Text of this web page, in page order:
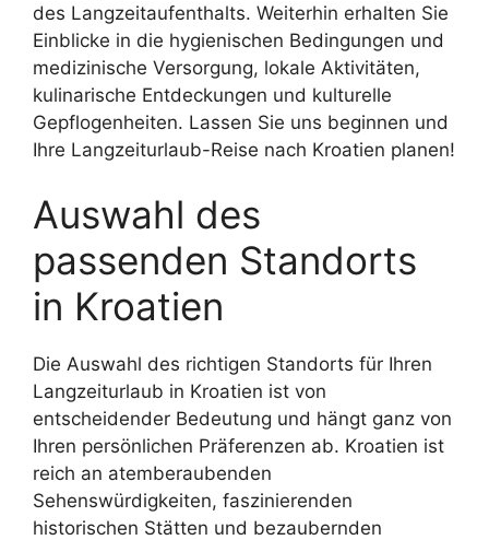
des Langzeitaufenthalts. Weiterhin erhalten Sie
Einblicke in die hygienischen Bedingungen und
medizinische Versorgung, lokale Aktivitäten,
kulinarische Entdeckungen und kulturelle
Gepflogenheiten. Lassen Sie uns beginnen und
Ihre Langzeiturlaub-Reise nach Kroatien planen!
Auswahl des
passenden Standorts
in Kroatien
Die Auswahl des richtigen Standorts für Ihren
Langzeiturlaub in Kroatien ist von
entscheidender Bedeutung und hängt ganz von
Ihren persönlichen Präferenzen ab. Kroatien ist
reich an atemberaubenden
Sehenswürdigkeiten, faszinierenden
historischen Stätten und bezaubernden